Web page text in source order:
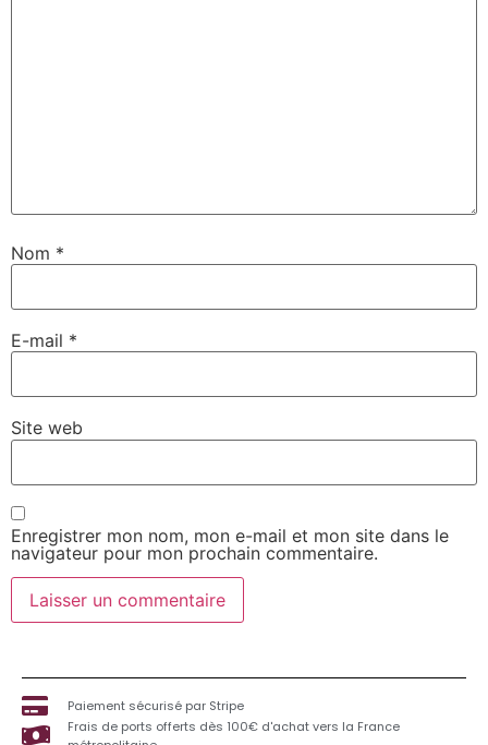
Nom *
E-mail *
Site web
Enregistrer mon nom, mon e-mail et mon site dans le
navigateur pour mon prochain commentaire.
Paiement sécurisé par Stripe
Frais de ports offerts dès 100€ d'achat vers la France